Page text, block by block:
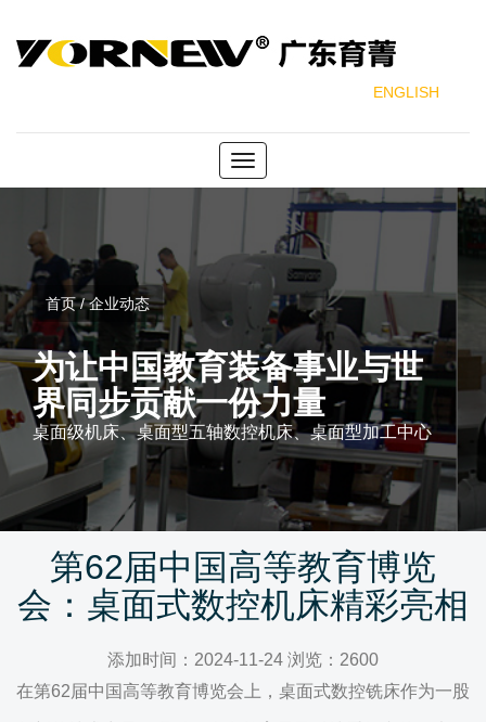
ENGLISH
Toggle
navigation
首页 / 企业动态
为让中国教育装备事业与世
界同步贡献一份力量
桌面级机床、桌面型五轴数控机床、桌面型加工中心
第62届中国高等教育博览
会：桌面式数控机床精彩亮相
添加时间：2024-11-24 浏览：2600
在第62届中国高等教育博览会上，桌面式数控铣床作为一股